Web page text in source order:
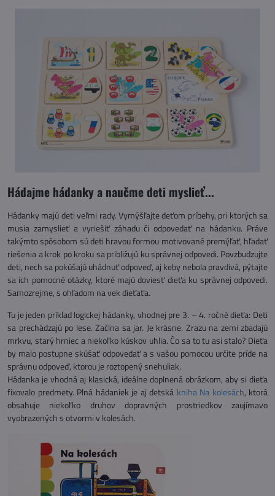
Hádajme hádanky a naučme deti myslieť...
Hádanky majú deti veľmi rady. Vymýšľajte deťom príbehy, pri ktorých sa
musia zamyslieť a vyriešiť záhadu či odpovedať na hádanku. Práve
takýmto spôsobom sú deti hravou formou motivované premýľať, hľadať
riešenia a krok po kroku sa približujú ku správnej odpovedi. Povzbudzujte
deti, nech sa pokúšajú uhádnuť odpoveď, aj keby nebola pravdivá, pýtajte
sa ich pomocné otázky, ktoré majú doviesť dieťa ku správnej odpovedi.
Samozrejme, s ohľadom na vek dieťaťa.
Tu je jeden príklad logickej hádanky, vhodnej pre 3. – 4. ročné dieťa: Deti
sa prechádzajú po lese. Začína sa jar. Je krásne. Zrazu na zemi zbadajú
mrkvu, starý hrniec a niekoľko kúskov uhlia. Čo sa to tu asi stalo? Dieťa
by malo postupne skúšať odpovedať a s vašou pomocou určite príde na
správnu odpoveď, ktorou je roztopený snehuliak.
Hádanka je vhodná aj klasická, ideálne doplnená obrázkom, aby si dieťa
fixovalo predmety. Plná hádaniek je aj detská kniha Na kolesách, ktorá
obsahuje niekoľko druhov dopravných prostriedkov zaujímavo
vyobrazených s otvormi v kolesách.